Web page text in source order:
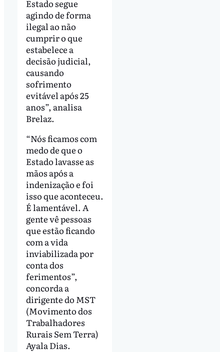
Estado segue
agindo de forma
ilegal ao não
cumprir o que
estabelece a
decisão judicial,
causando
sofrimento
evitável após 25
anos”, analisa
Brelaz.
“Nós ficamos com
medo de que o
Estado lavasse as
mãos após a
indenização e foi
isso que aconteceu.
É lamentável. A
gente vê pessoas
que estão ficando
com a vida
inviabilizada por
conta dos
ferimentos”,
concorda a
dirigente do MST
(Movimento dos
Trabalhadores
Rurais Sem Terra)
Ayala Dias.